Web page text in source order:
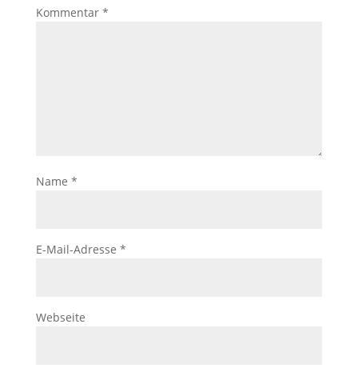
Kommentar *
Name *
E-Mail-Adresse *
Webseite